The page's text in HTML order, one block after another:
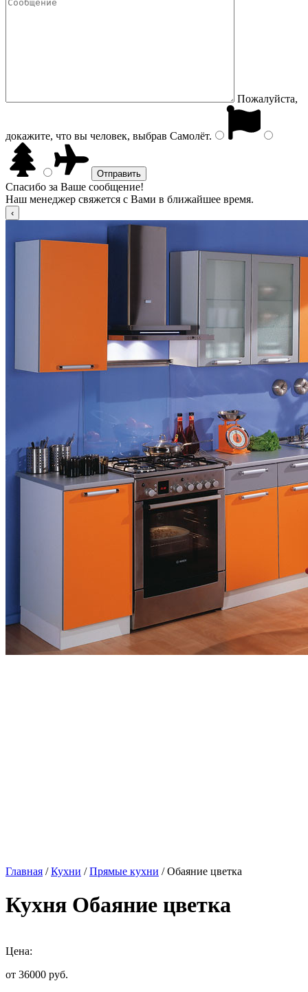
Пожалуйста,
докажите, что вы человек, выбрав Самолёт.
Спасибо за Ваше сообщение!
Наш менеджер свяжется с Вами в ближайшее время.
Главная /Кухни /Прямые кухни / Обаяние цветка
Кухня Обаяние цветка
Цена:
от 36000 руб.